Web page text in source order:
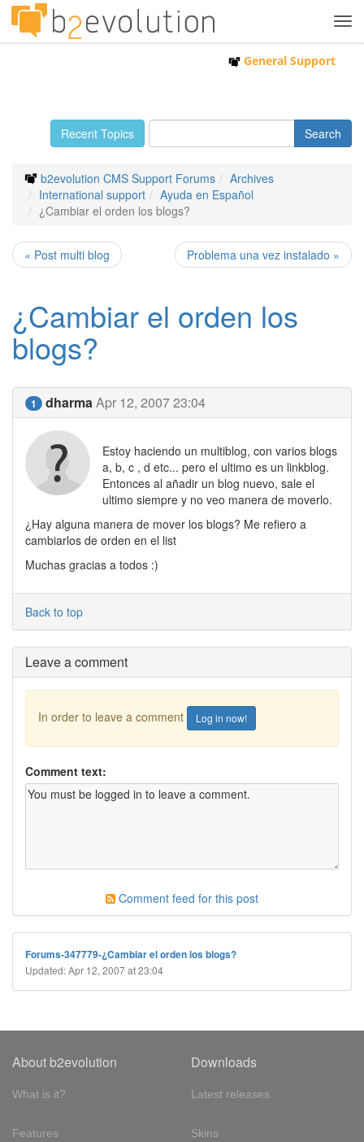
General Support
Recent Topics
b2evolution CMS Support Forums
Archives
International support
Ayuda en Español
¿Cambiar el orden los blogs?
« Post multi blog Problema una vez instalado »
¿Cambiar el orden los
blogs?
1 dharmaApr 12, 2007 23:04
Estoy haciendo un multiblog, con varios blogs
a, b, c , d etc... pero el ultimo es un linkblog.
Entonces al añadir un blog nuevo, sale el
ultimo siempre y no veo manera de moverlo.
¿Hay alguna manera de mover los blogs? Me refiero a
cambiarlos de orden en el list
Muchas gracias a todos :)
Back to top
Leave a comment
In order to leave a comment Log in now!
Comment text:
Comment feed for this post
Forums-347779-¿Cambiar el orden los blogs?
Updated: Apr 12, 2007 at 23:04
About b2evolution
What is it?
Features
Downloads
Latest releases
Skins